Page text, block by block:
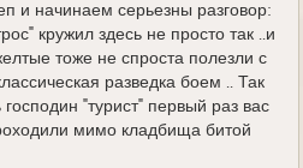
и начинаем серьезны разговор:
кружил здесь не просто так ..и
тоже не спроста полезли с
разведка боем .. Так
"турист" первый раз вас
мимо кладбища битой